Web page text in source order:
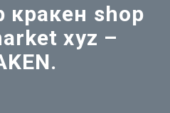
кракен shop
xyz –